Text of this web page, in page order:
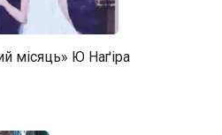
місяць» Ю Наґіра